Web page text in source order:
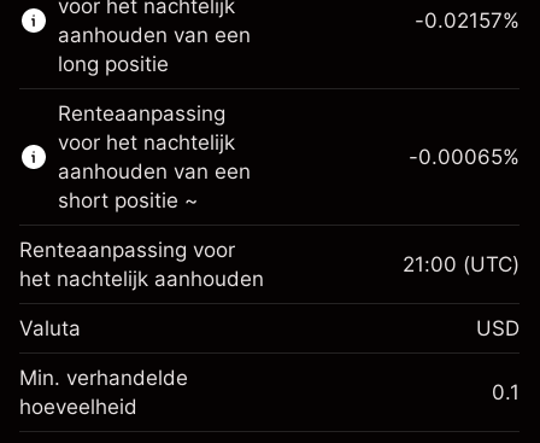
Meer informatie over:
CFD's
Knock-outs
voor het nachtelijk
aanhouden van een
long positie
Marge. Uw investering
$1,000.00
Renteaanpassing voor
Kosten voor de volledige
waarde van de positie
-0.021568
%
Positiegrootte met hefboom ~$5,000.00
-0.02157%
Renteaanpassing
voor het nachtelijk
aanhouden van een
short positie ~
Marge. Uw investering
-0.00065%
Renteaanpassing voor
het nachtelijk aanhouden
21:00 (UTC)
Valuta USD
Min. verhandelde
hoeveelheid
0.1